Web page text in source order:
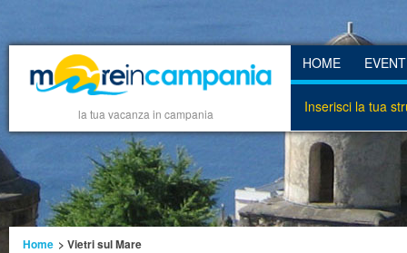
la tua vacanza in campania
HOME
Inserisci la tua
Home > Vietri sul Mare